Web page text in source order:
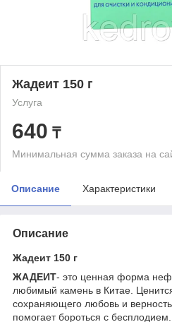
Жадеит 150 г
Услуга
640 ₸
Минимальная сумма заказа на
Описание Характеристики
Описание
Жадеит 150 г
ЖАДЕИТ- это ценная форма
любимый камень в Китае.
сохраняющего любовь и верность
помогает бороться с